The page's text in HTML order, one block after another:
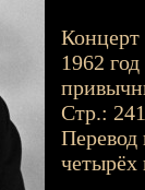
Концерт
1962
Стр.:
четырёх